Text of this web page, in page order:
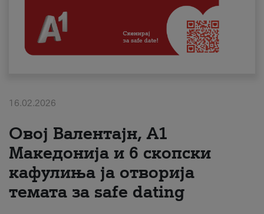
Поддршка
Надополни кредит
Плати сметка
#ПодобарОнлајн
16.02.2026
Овој Валентајн, A1
Македонија и 6 скопски
кафулиња ја отворија
темата за safe dating